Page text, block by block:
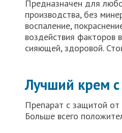
Предназначен для
производства, без
воспаление,
воздействия факторов
сияющей, здоровой.
Лучший крем
Препарат с защитой от
Больше всего